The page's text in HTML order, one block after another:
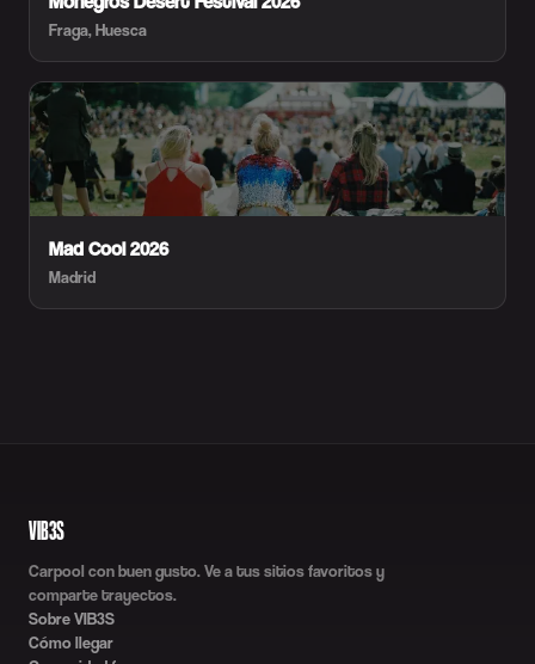
Fraga, Huesca
Mad Cool 2026
Madrid
VIB3S
Carpool con buen gusto. Ve a tus sitios favoritos y
comparte trayectos.
Sobre VIB3S
Cómo llegar